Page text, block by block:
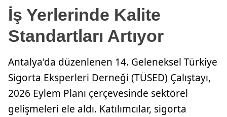
Ağrı
Amasya
Ankara
Antalya
Artvin
İş Yerlerinde Kalite
Standartları Artıyor
Antalya'da düzenlenen 14. Geleneksel Türkiye
Sigorta Eksperleri Derneği (TÜSED) Çalıştayı,
2026 Eylem Planı çerçevesinde sektörel
gelişmeleri ele aldı. Katılımcılar, sigorta